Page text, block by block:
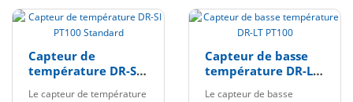
Capteur de
température DR-SI
Le capteur de température
Capteur de basse
température DR-LT
Le capteur de basse